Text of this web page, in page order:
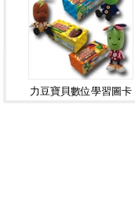
力豆寶貝數位學習圖卡